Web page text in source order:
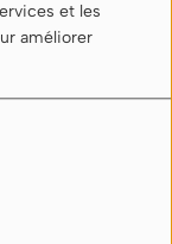
et les
améliorerDE